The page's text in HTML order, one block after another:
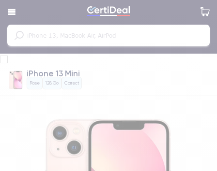
iPhone 13 Mini
Rose 128 Go Correct